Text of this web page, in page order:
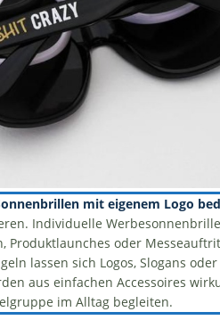
mit eigenem Logo
Individuelle
Produktlaunches oder
lassen sich Logos, Slogans oder
aus einfachen Accessoires
im Alltag begleiten.